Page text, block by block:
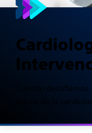
Cuando
futuro de la